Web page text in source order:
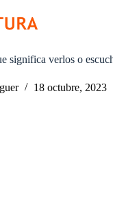
significa verlos o
18 octubre, 2023